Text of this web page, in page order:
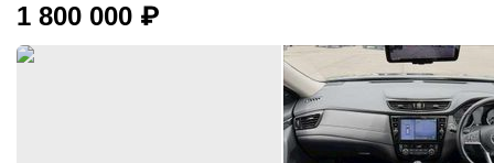
1 800 000 ₽